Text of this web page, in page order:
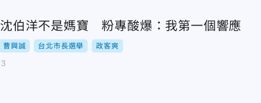
伯洋不是媽寶 粉專酸爆：我第一個響應
曹興誠 台北市長選舉 政客爽